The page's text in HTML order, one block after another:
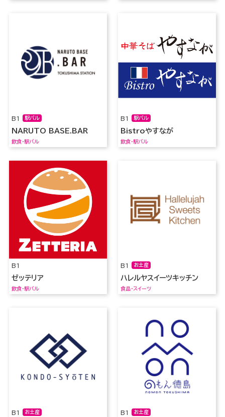
B1 駅バル
NARUTO BASE.BAR
飲食・駅バル
B1 駅バル
Bistroやすなが
飲食・駅バル
B1
ゼッテリア
飲食・駅バル
B1 お土産
ハレルヤスイーツキッチン
食品・スイーツ
B1 お土産 B1 お土産